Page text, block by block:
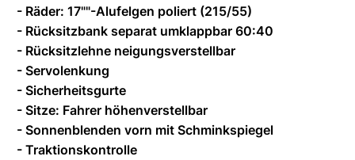
- Räder: 17""-Alufelgen poliert (215/55)
- Rücksitzbank separat umklappbar 60:40
- Rücksitzlehne neigungsverstellbar
- Servolenkung
- Sicherheitsgurte
- Sitze: Fahrer höhenverstellbar
- Sonnenblenden vorn mit Schminkspiegel
- Traktionskontrolle